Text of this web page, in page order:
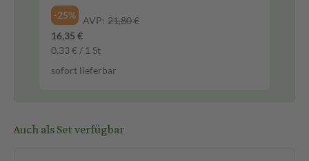
-25%
AVP: 21,80 €
16,35 €
0,33 € / 1 St
sofort lieferbar
Auch als Set verfügbar